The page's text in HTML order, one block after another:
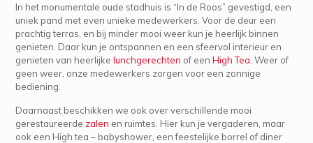
In het monumentale oude stadhuis is “In de Roos” gevestigd, een
uniek pand met even unieke medewerkers. Voor de deur een
prachtig terras, en bij minder mooi weer kun je heerlijk binnen
genieten. Daar kun je ontspannen en een sfeervol interieur en
genieten van heerlijke lunchgerechten of een High Tea . Weer of
geen weer, onze medewerkers zorgen voor een zonnige
bediening.
Daarnaast beschikken we ook over verschillende mooi
gerestaureerde zalen en ruimtes. Hier kun je vergaderen, maar
ook een High tea – babyshower, een feestelijke borrel of diner